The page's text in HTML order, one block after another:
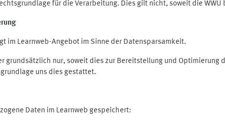
für die Verarbeitung. Dies gilt nicht, soweit die
im Learnweb-Angebot im Sinne der Datensparsamkeit.
grundsätzlich nur, soweit dies zur Bereitstellung und
uns dies gestattet.
Daten im Learnweb gespeichert: